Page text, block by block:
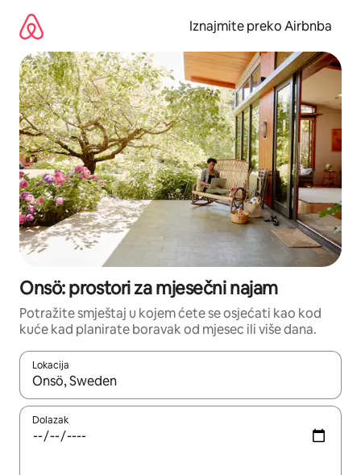
sadržaj
Iznajmite preko Airbnba
Onsö: prostori za mjesečni najam
Potražite smještaj u kojem ćete se osjećati kao kod
kuće kad planirate boravak od mjesec ili više dana.
Lokacija
Kada budu dostupni rezultati, moći ćete ih pregledati
Dolazak